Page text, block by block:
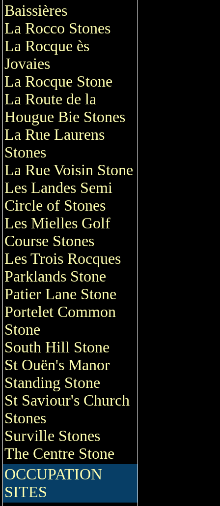
Baissières
La Rocco Stones
La Rocque ès
Jovaies
La Rocque Stone
La Route de la
Hougue Bie Stones
La Rue Laurens
Stones
La Rue Voisin Stone
Les Landes Semi
Circle of Stones
Les Mielles Golf
Course Stones
Les Trois Rocques
Parklands Stone
Patier Lane Stone
Portelet Common
Stone
South Hill Stone
St Ouën's Manor
Standing Stone
St Saviour's Church
Stones
Surville Stones
The Centre Stone
OCCUPATION
SITES